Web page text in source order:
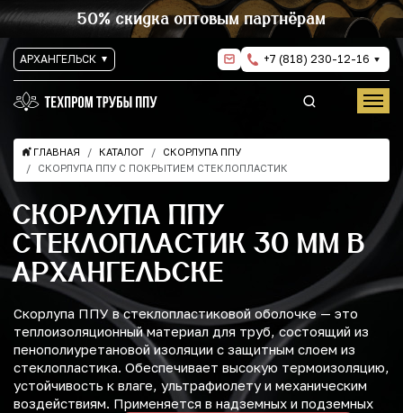
50% скидка оптовым партнёрам
АРХАНГЕЛЬСК +7 (818) 230-12-16
ГЛАВНАЯ КАТАЛОГ
СКОРЛУПА ППУ
СКОРЛУПА ППУ С ПОКРЫТИЕМ СТЕКЛОПЛАСТИК
СКОРЛУПА ППУ
СТЕКЛОПЛАСТИК 30 ММ В
АРХАНГЕЛЬСКЕ
Скорлупа ППУ в стеклопластиковой оболочке — это
теплоизоляционный материал для труб, состоящий из
пенополиуретановой изоляции с защитным слоем из
стеклопластика. Обеспечивает высокую термоизоляцию,
устойчивость к влаге, ультрафиолету и механическим
воздействиям. Применяется в надземных и подземных